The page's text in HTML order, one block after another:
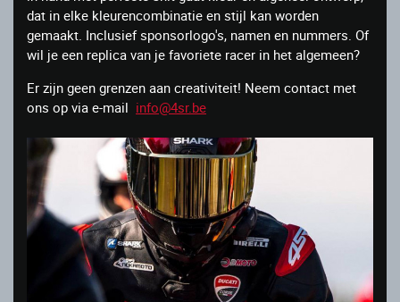
dat in elke kleurencombinatie en stijl kan worden
gemaakt. Inclusief sponsorlogo's, namen en nummers. Of
wil je een replica van je favoriete racer in het algemeen?
Er zijn geen grenzen aan creativiteit! Neem contact met
ons op via e-mail info@4sr.be